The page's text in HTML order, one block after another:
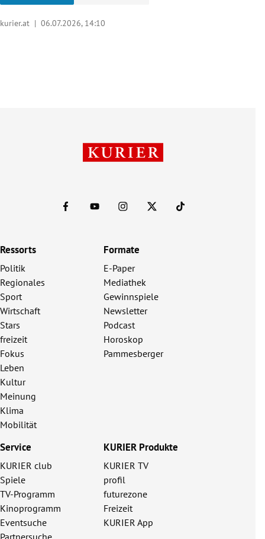
kurier.at | 06.07.2026, 14:10
Ressorts
Politik
Regionales
Sport
Wirtschaft
Stars
freizeit
Fokus
Leben
Kultur
Meinung
Klima
Mobilität
Formate
E-Paper
Mediathek
Gewinnspiele
Newsletter
Podcast
Horoskop
Pammesberger
Service
KURIER club
Spiele
TV-Programm
Kinoprogramm
Eventsuche
Partnersuche
KURIER Produkte
KURIER TV
profil
futurezone
Freizeit
KURIER App